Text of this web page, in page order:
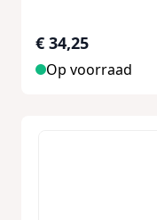
€ 34,25
Op voorraad